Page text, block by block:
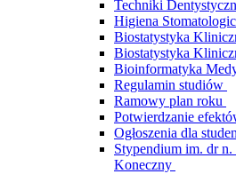
Techniki
Higiena
Biostatystyka
Biostatystyka
Bioinformatyka
Regulamin studiów
Ramowy plan roku
Potwierdzanie
Ogłoszenia dla
Stypendium im. dr
Koneczny